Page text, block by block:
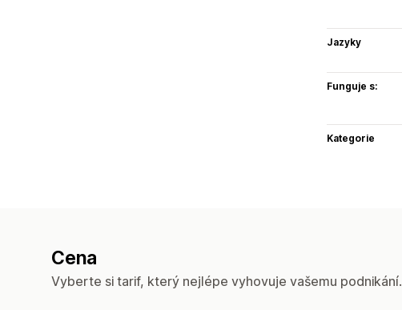
Jazyky
Funguje s:
Kategorie
Cena
Vyberte si tarif, který nejlépe vyhovuje vašemu podnikání.